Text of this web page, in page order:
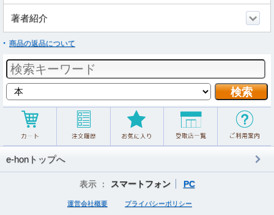
著者紹介
商品の返品について
e-honトップへ
表示 ： スマートフォン PC
運営会社概要 プライバシーポリシー